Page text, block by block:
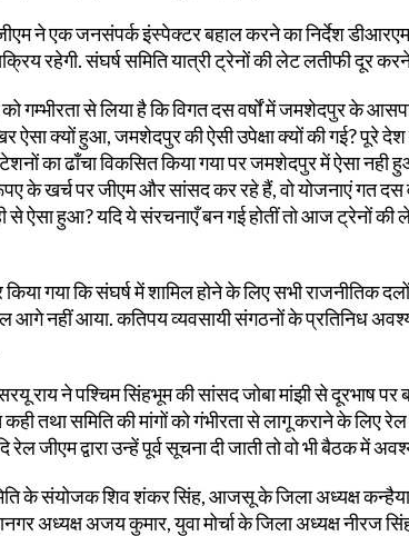
ने एक जनसंपर्क इंस्पेक्टर बहाल करने का निर्देश डीआरएम
रहेगी. संघर्ष समिति यात्री ट्रेनों की लेट लतीफी दूर
गम्भीरता से लिया है कि विगत दस वर्षों में जमशेदपुर के
ऐसा क्यों हुआ, जमशेदपुर की ऐसी उपेक्षा क्यों की गई?
का ढाँचा विकसित किया गया पर जमशेदपुर में ऐसा
के खर्च पर जीएम और सांसद कर रहे हैं, वो योजनाएं गत दस
से ऐसा हुआ? यदि ये संरचनाएँ बन गई होतीं तो आज ट्रेनों की
गया कि संघर्ष में शामिल होने के लिए सभी राजनीतिक
नहीं आया. कतिपय व्यवसायी संगठनों के प्रतिनिध
राय ने पश्चिम सिंहभूम की सांसद जोबा मांझी से दूरभाष पर
तथा समिति की मांगों को गंभीरता से लागू कराने के लिए
जीएम द्वारा उन्हें पूर्व सूचना दी जाती तो वो भी बैठक में
के संयोजक शिव शंकर सिंह, आजसू के जिला अध्यक्ष
अध्यक्ष अजय कुमार, युवा मोर्चा के जिला अध्यक्ष नीरज